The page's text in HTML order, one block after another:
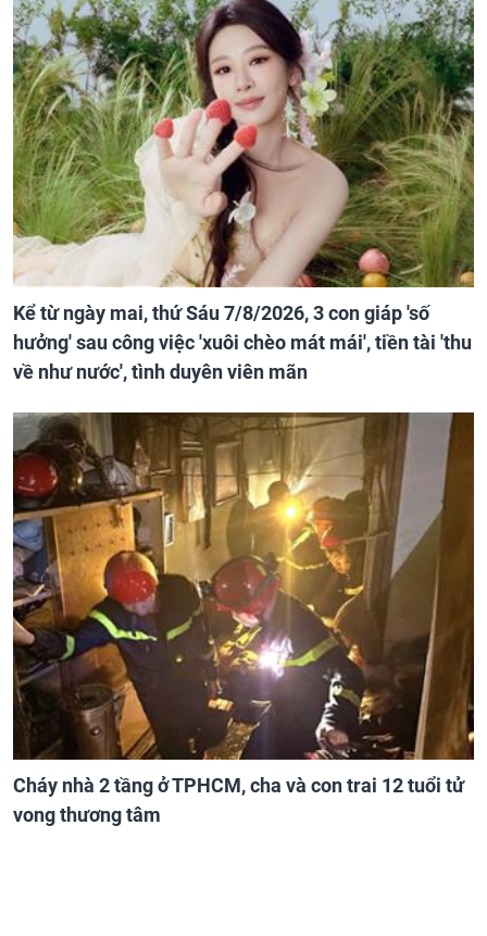
Kể từ ngày mai, thứ Sáu 7/8/2026, 3 con giáp 'số
hưởng' sau công việc 'xuôi chèo mát mái', tiền tài 'thu
về như nước', tình duyên viên mãn
Cháy nhà 2 tầng ở TPHCM, cha và con trai 12 tuổi tử
vong thương tâm